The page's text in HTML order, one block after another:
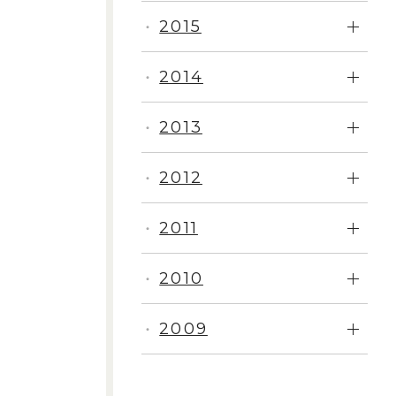
・ 2009
・ 2010
・ 2011
・ 2012
・ 2013
・ 2014
・ 2015